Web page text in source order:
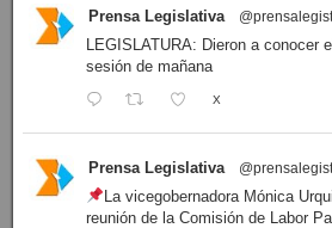
Prensa Legislativa
LEGISLATURA: Dieron a conocer
sesión de mañana
X
Prensa Legislativa
La vicegobernadora Mónica
reunión de la Comisión de Labor